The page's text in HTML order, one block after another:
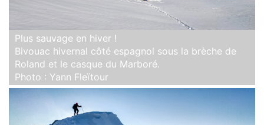
Plus sauvage en hiver !
Bivouac hivernal côté espagnol sous la brèche de
Roland et le casque du Marboré.
Photo : Yann Fleïtour